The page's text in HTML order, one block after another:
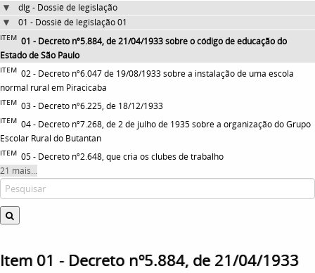
dlg - Dossiê de legislação
01 - Dossiê de legislação 01
ITEM 01 - Decreto nº5.884, de 21/04/1933 sobre o código de educação do
Estado de São Paulo
ITEM 02 - Decreto nº6.047 de 19/08/1933 sobre a instalação de uma escola
normal rural em Piracicaba
ITEM 03 - Decreto nº6.225, de 18/12/1933
ITEM 04 - Decreto nº7.268, de 2 de julho de 1935 sobre a organização do Grupo
Escolar Rural do Butantan
ITEM 05 - Decreto nº2.648, que cria os clubes de trabalho
21 mais...
Item 01 - Decreto nº5.884, de 21/04/1933